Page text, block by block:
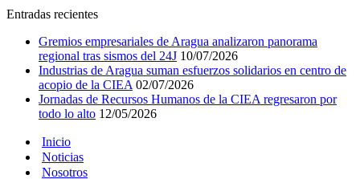
Entradas recientes
Gremios empresariales de Aragua analizaron panorama
regional tras sismos del 24J 10/07/2026
Industrias de Aragua suman esfuerzos solidarios en centro de
acopio de la CIEA 02/07/2026
Jornadas de Recursos Humanos de la CIEA regresaron por
todo lo alto 12/05/2026
Inicio
Noticias
Nosotros